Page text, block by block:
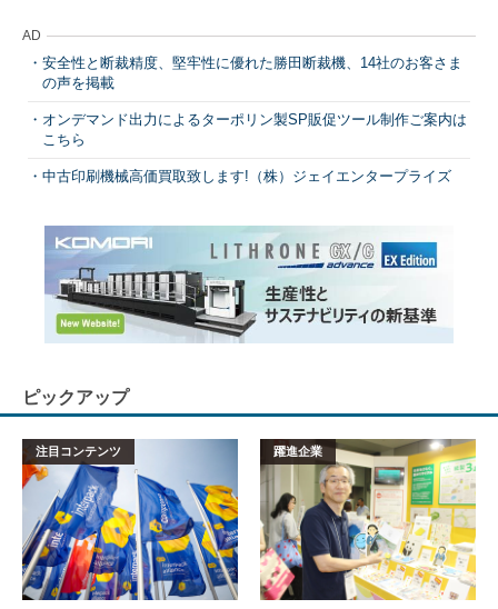
AD
安全性と断裁精度、堅牢性に優れた勝田断裁機、14社のお客さま
の声を掲載
オンデマンド出力によるターポリン製SP販促ツール制作ご案内は
こちら
中古印刷機械高価買取致します!（株）ジェイエンタープライズ
ピックアップ
注目コンテンツ 躍進企業